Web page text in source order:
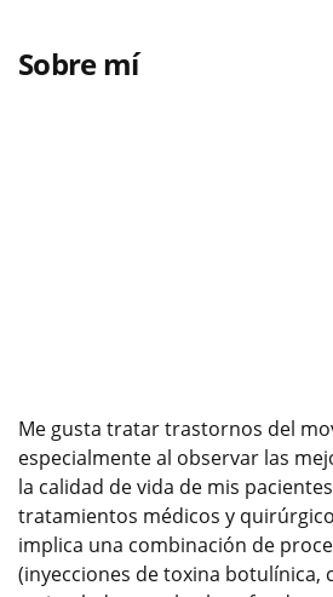
Sobre mí
Me gusta tratar trastornos del
especialmente al observar las
la calidad de vida de mis
tratamientos médicos y
implica una combinación de
(inyecciones de toxina botulínica,